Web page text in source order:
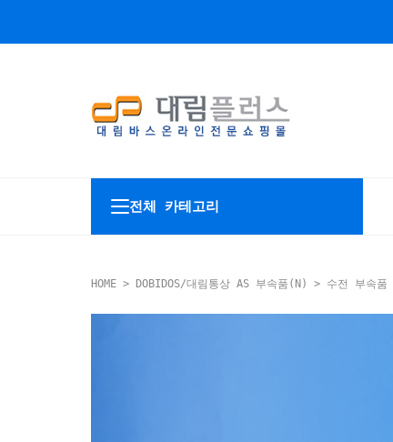
전체 카테고리
HOME > DOBIDOS/대림통상 AS 부속품(N) > 수전 부속품